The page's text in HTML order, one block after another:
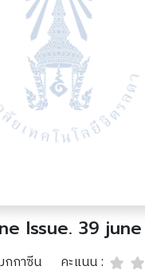
Issue. 39
กกาซีน
คะแนน :